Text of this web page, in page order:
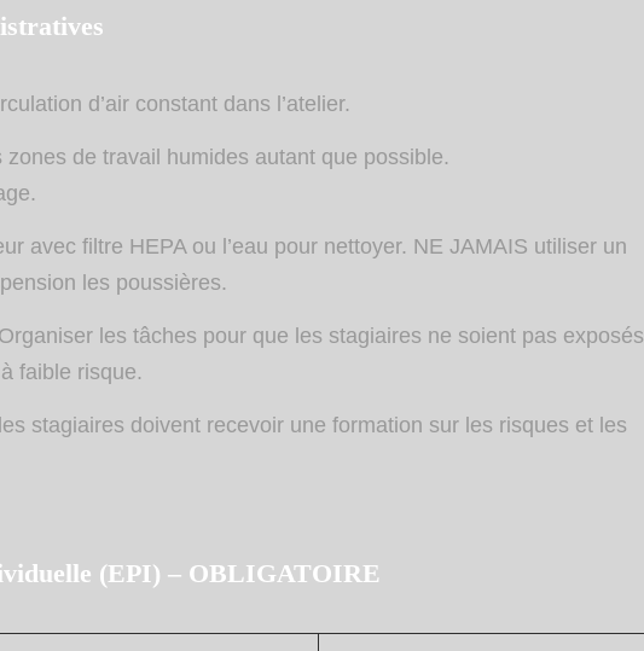
d’air constant dans l’atelier.
zones de travail humides autant que possible.
avec filtre HEPA ou l’eau pour nettoyer. NE JAMAIS utiliser un
les poussières.
Organiser les tâches pour que les stagiaires ne soient pas exposés
faible risque.
stagiaires doivent recevoir une formation sur les risques et les
(EPI) – OBLIGATOIRE